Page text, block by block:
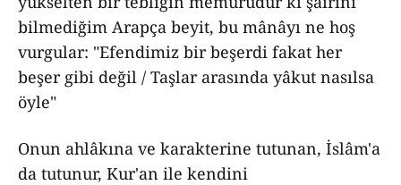
bilmediğim Arapça beyit, bu mânâyı ne hoş
vurgular: "Efendimiz bir beşerdi fakat her
beşer gibi değil / Taşlar arasında yâkut nasılsa
öyle"
Onun ahlâkına ve karakterine tutunan, İslâm'a
da tutunur, Kur'an ile kendini